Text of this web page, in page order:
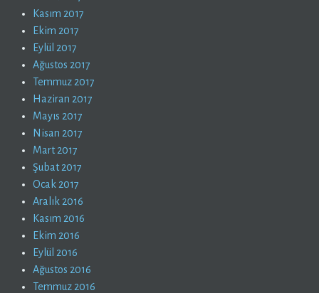
Kasım 2017
Ekim 2017
Eylül 2017
Ağustos 2017
Temmuz 2017
Haziran 2017
Mayıs 2017
Nisan 2017
Mart 2017
Şubat 2017
Ocak 2017
Aralık 2016
Kasım 2016
Ekim 2016
Eylül 2016
Ağustos 2016
Temmuz 2016